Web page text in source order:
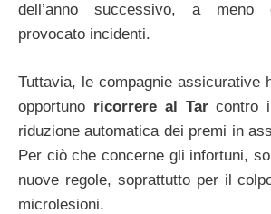
dell’anno successivo, a
provocato incidenti.
Tuttavia, le compagnie assicurative
opportuno ricorrere al Tarcontro
riduzione automatica dei premi in
Per ciò che concerne gli infortuni,
nuove regole, soprattutto per il
microlesioni.